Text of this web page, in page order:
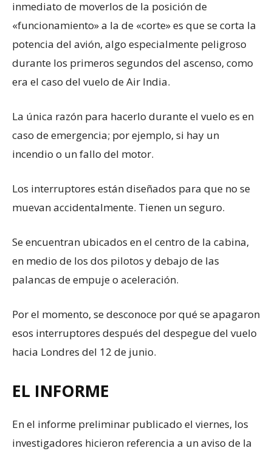
inmediato de moverlos de la posición de
«funcionamiento» a la de «corte» es que se corta la
potencia del avión, algo especialmente peligroso
durante los primeros segundos del ascenso, como
era el caso del vuelo de Air India.
La única razón para hacerlo durante el vuelo es en
caso de emergencia; por ejemplo, si hay un
incendio o un fallo del motor.
Los interruptores están diseñados para que no se
muevan accidentalmente. Tienen un seguro.
Se encuentran ubicados en el centro de la cabina,
en medio de los dos pilotos y debajo de las
palancas de empuje o aceleración.
Por el momento, se desconoce por qué se apagaron
esos interruptores después del despegue del vuelo
hacia Londres del 12 de junio.
EL INFORME
En el informe preliminar publicado el viernes, los
investigadores hicieron referencia a un aviso de la